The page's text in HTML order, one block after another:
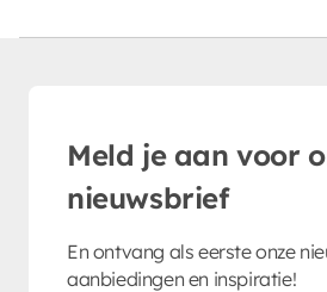
Meld je aan voor
nieuwsbrief
En ontvang als eerste onze
aanbiedingen en inspiratie!